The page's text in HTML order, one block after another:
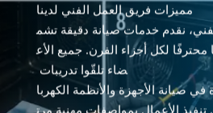
مميزات فريق العمل الفني لدينا
نقدم خدمات صيانة دقيقة تشم
لكل أجزاء الفرن. جميع الأع
ضاء تلقّوا تدريبات
صيانة الأجهزة والأنظمة الكهربا
تنفيذ الأعمال بمواصفات مهنية مرت